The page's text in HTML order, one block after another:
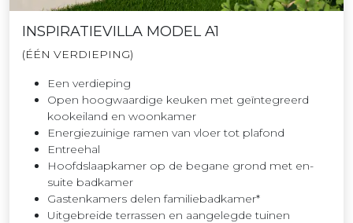
INSPIRATIEVILLA MODEL A1
(ÉÉN VERDIEPING)
Een verdieping
Open hoogwaardige keuken met geïntegreerd
kookeiland en woonkamer
Energiezuinige ramen van vloer tot plafond
Entreehal
Hoofdslaapkamer op de begane grond met en-
suite badkamer
Gastenkamers delen familiebadkamer*
Uitgebreide terrassen en aangelegde tuinen